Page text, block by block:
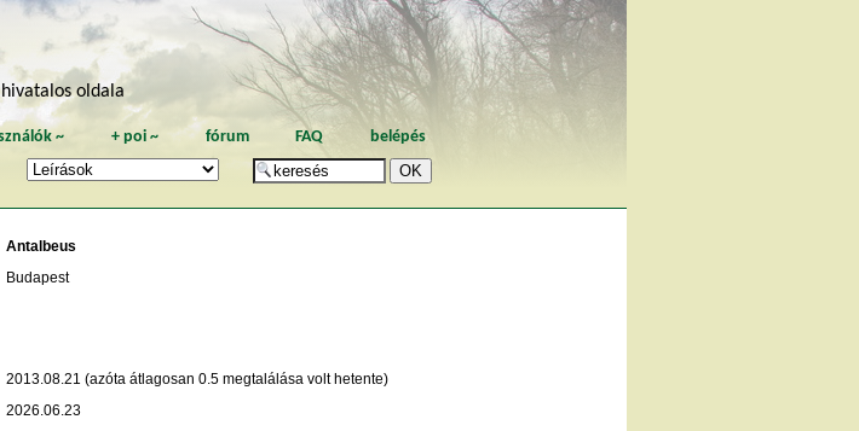
oldala
~ + poi~ fórum FAQ belépés
Antalbeus
Budapest
2013.08.21 (azóta átlagosan 0.5 megtalálása volt hetente)
2026.06.23